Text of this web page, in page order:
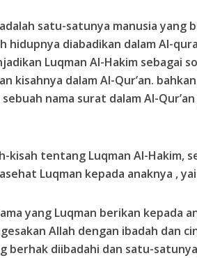
satu-satunya manusia yang
hidupnya diabadikan dalam Al-
Luqman Al-Hakim sebagai
kisahnya dalam Al-Qur’an.
nama surat dalam Al-
kisah tentang Luqman Al-Hakim,
Luqman kepada anaknya ,
yang Luqman berikan kepada
Allah dengan ibadah dan
berhak diibadahi dan satu-